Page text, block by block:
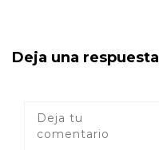
Deja una respuesta